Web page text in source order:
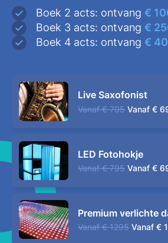
Boek 2 acts: ontvang €
Boek 3 acts: ontvang €
Boek 4 acts: ontvang €
Live Saxofonist
Vanaf € 795 Vanaf €
LED Fotohokje
Vanaf € 795 Vanaf €
Premium verlichte
Vanaf € 1295 Vanaf €